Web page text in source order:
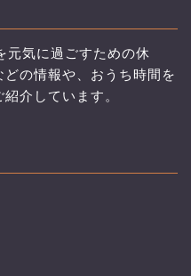
元気に過ごすための休
の情報や、おうち時間を
介しています。